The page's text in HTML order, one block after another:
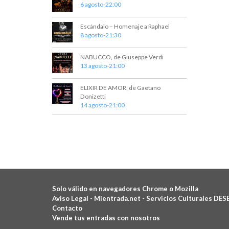
6 agosto-22:00
Escándalo – Homenaje a Raphael
8 agosto-21:30
NABUCCO, de Giuseppe Verdi
13 agosto-21:00
ELIXIR DE AMOR, de Gaetano
Donizetti
14 agosto-21:00
Solo válido en navegadores Chrome o Mozilla
Aviso Legal - Mientrada.net - Servicios Culturales
Contacto
Vende tus entradas con nosotros